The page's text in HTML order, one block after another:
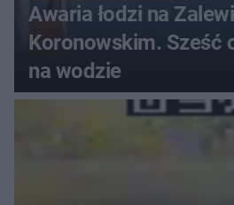
Awaria łodzi na
Koronowskim. Sześć
na wodzie